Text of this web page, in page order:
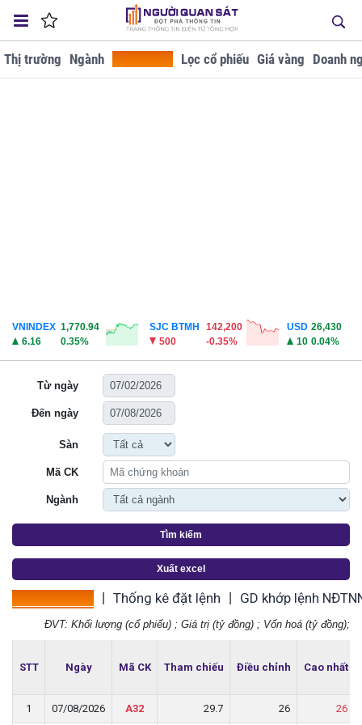
Thị trường Ngành Lọc cổ phiếu Giá vàng Doanh
VNINDEX 1,770.94
6.16
0.35%
SJC BTMH
142,200
500
-0.35%
USD 26,430
10 0.04%
Từ ngày
Đến ngày
Sàn
Mã CK
Ngành
Tìm kiếm
Xuất excel
Thống kê đặt lệnh GD khớp lệnh
ĐVT: Khối lượng (cổ phiếu) ; Giá trị (tỷ đồng) ; Vốn hoá (tỷ đồng);
STT Ngày Mã CK Tham chiếu Điều chỉnh Cao nhất
1 07/08/2026 A32 29.7 26 26
STT Ngày Mã CK Tham chiếu Điều chỉnh Cao nhất
1 07/08/2026 A32 29.7 26 26